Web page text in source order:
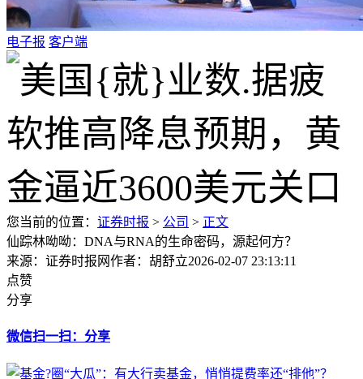
电子报 客户端
您当前的位置： 证券时报 > 公司 > 正文
仙踪林呦呦：DNA与RNA的生命密码，源起何方？
来源：证券时报网作者：胡舒立2026-02-07 23:13:11
点赞
分享
微信扫一扫：分享